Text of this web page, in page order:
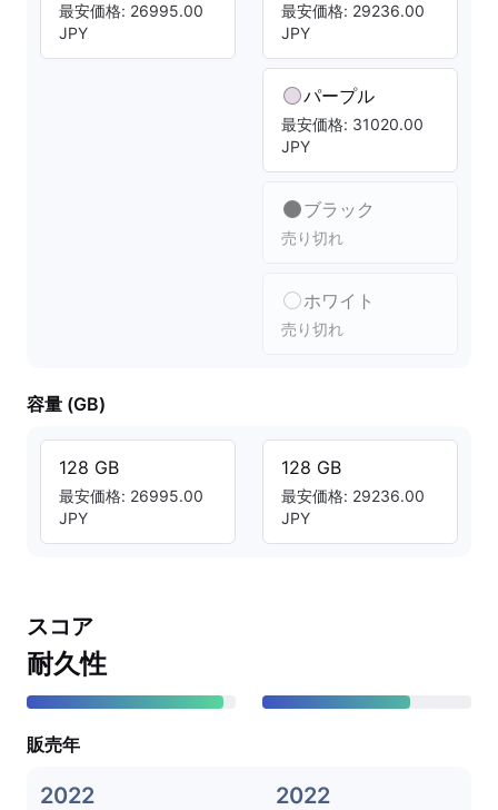
最安価格: 26995.00
JPY
最安価格: 29236.00
JPY
パープル
最安価格: 31020.00
JPY
ブラック
売り切れ
ホワイト
売り切れ
容量 (GB)
128 GB
最安価格: 26995.00
JPY
128 GB
最安価格: 29236.00
JPY
スコア
耐久性
販売年
2022 2022